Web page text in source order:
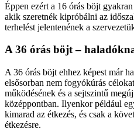
Éppen ezért a 16 órás böjt
akik szeretnék kipróbálni az
terhelést jelentenének a
A 36 órás böjt –
A 36 órás böjt ehhez képest már
elsősorban nem fogyókúrás
működésének és a sejtszintű
középpontban. Ilyenkor például
kimarad az étkezés, és csak a
étkezésre.